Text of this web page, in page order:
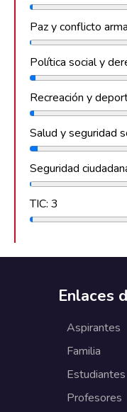
Paz y conflicto
Política social y
Recreación y
Salud y seguridad
Seguridad
TIC: 3
Enlaces
Aspirantes
Familia
Estudiantes
Profesores